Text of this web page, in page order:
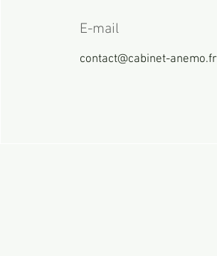
E-mail
contact@cabinet-anemo.fr